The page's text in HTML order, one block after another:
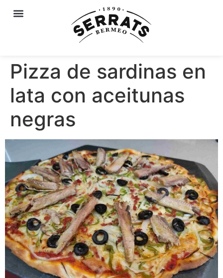
Pizza de sardinas en
lata con aceitunas
negras